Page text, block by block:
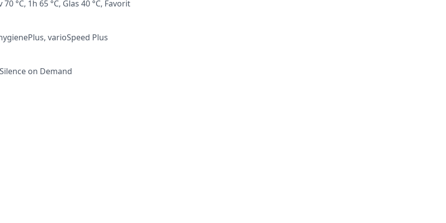
°C, 1h 65 °C, Glas 40 °C, Favorit
varioSpeed Plus
on Demand